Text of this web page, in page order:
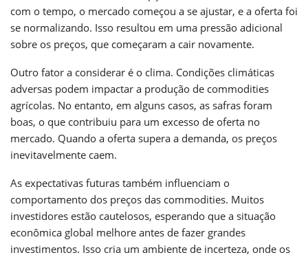
com o tempo, o mercado começou a se ajustar, e a oferta foi
se normalizando. Isso resultou em uma pressão adicional
sobre os preços, que começaram a cair novamente.
Outro fator a considerar é o clima. Condições climáticas
adversas podem impactar a produção de commodities
agrícolas. No entanto, em alguns casos, as safras foram
boas, o que contribuiu para um excesso de oferta no
mercado. Quando a oferta supera a demanda, os preços
inevitavelmente caem.
As expectativas futuras também influenciam o
comportamento dos preços das commodities. Muitos
investidores estão cautelosos, esperando que a situação
econômica global melhore antes de fazer grandes
investimentos. Isso cria um ambiente de incerteza, onde os